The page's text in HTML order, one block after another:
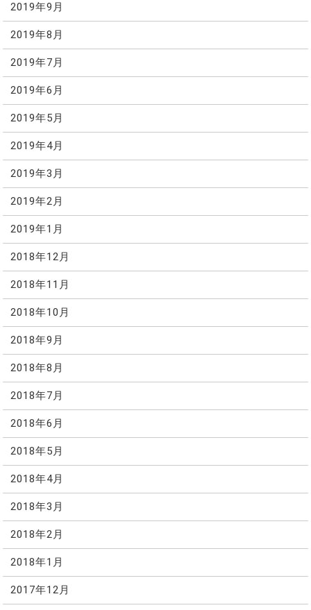
2019年9月
2019年8月
2019年7月
2019年6月
2019年5月
2019年4月
2019年3月
2019年2月
2019年1月
2018年12月
2018年11月
2018年10月
2018年9月
2018年8月
2018年7月
2018年6月
2018年5月
2018年4月
2018年3月
2018年2月
2018年1月
2017年12月